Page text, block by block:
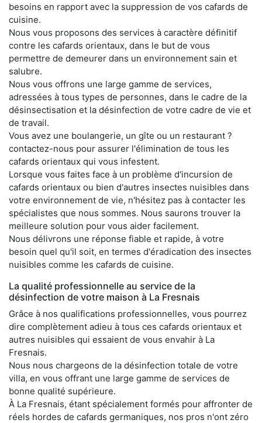
besoins en rapport avec la suppression de vos cafards de
cuisine.
Nous vous proposons des services à caractère définitif
contre les cafards orientaux, dans le but de vous
permettre de demeurer dans un environnement sain et
salubre.
Nous vous offrons une large gamme de services,
adressées à tous types de personnes, dans le cadre de la
désinsectisation et la désinfection de votre cadre de vie et
de travail.
Vous avez une boulangerie, un gîte ou un restaurant ?
contactez-nous pour assurer l'élimination de tous les
cafards orientaux qui vous infestent.
Lorsque vous faites face à un problème d'incursion de
cafards orientaux ou bien d'autres insectes nuisibles dans
votre environnement de vie, n'hésitez pas à contacter les
spécialistes que nous sommes. Nous saurons trouver la
meilleure solution pour vous aider facilement.
Nous délivrons une réponse fiable et rapide, à votre
besoin quel qu'il soit, en termes d'éradication des insectes
nuisibles comme les cafards de cuisine.
La qualité professionnelle au service de la
désinfection de votre maison à La Fresnais
Grâce à nos qualifications professionnelles, vous pourrez
dire complètement adieu à tous ces cafards orientaux et
autres nuisibles qui essaient de vous envahir à La
Fresnais.
Nous nous chargeons de la désinfection totale de votre
villa, en vous offrant une large gamme de services de
bonne qualité supérieure.
À La Fresnais, étant spécialement formés pour affronter de
réels hordes de cafards germaniques, nos pros n'ont zéro